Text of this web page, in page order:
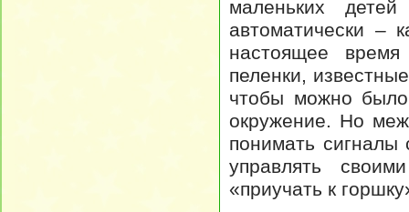
маленьких
автоматически –
настоящее
пеленки,
чтобы можно
окружение. Но
понимать сигналы
управлять
«приучать к